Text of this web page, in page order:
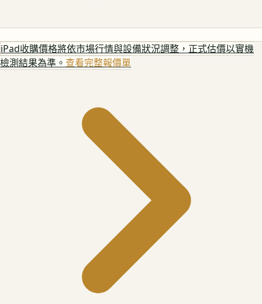
iPad收購價格將依市場行情與設備狀況調整，正式估價以實機
檢測結果為準。 查看完整報價單